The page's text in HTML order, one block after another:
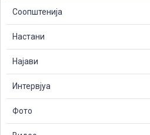
Соопштенија
Настани
Најави
Интервјуа
Фото